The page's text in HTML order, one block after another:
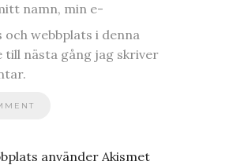
namn, min e-
och webbplats i denna
till nästa gång jag skriver
använder Akismet